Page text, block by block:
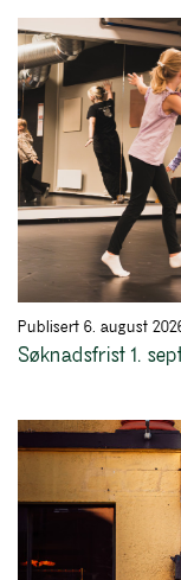
Publisert 6. august
Søknadsfrist 1.